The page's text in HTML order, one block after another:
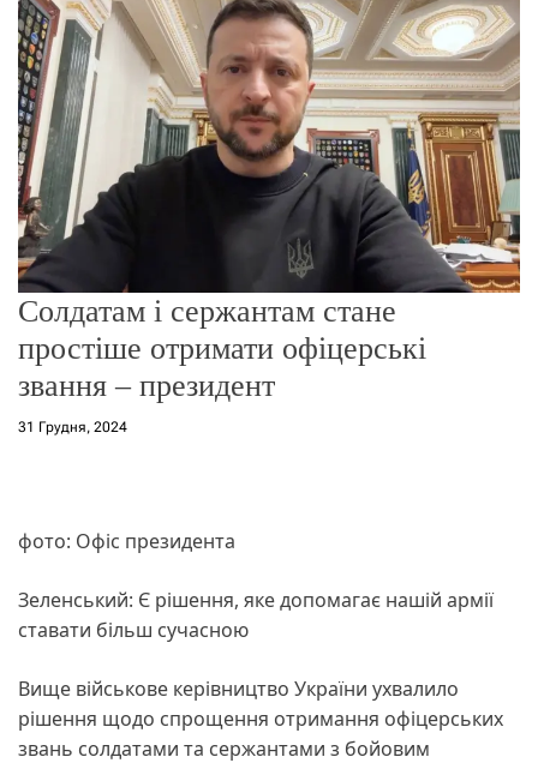
о
р
е
ж
и
м
у
Солдатам і сержантам стане
простіше отримати офіцерські
звання – президент
31 Грудня, 2024
фото: Офіс президента
Зеленський: Є рішення, яке допомагає нашій армії
ставати більш сучасною
Вище військове керівництво України ухвалило
рішення щодо спрощення отримання офіцерських
звань солдатами та сержантами з бойовим